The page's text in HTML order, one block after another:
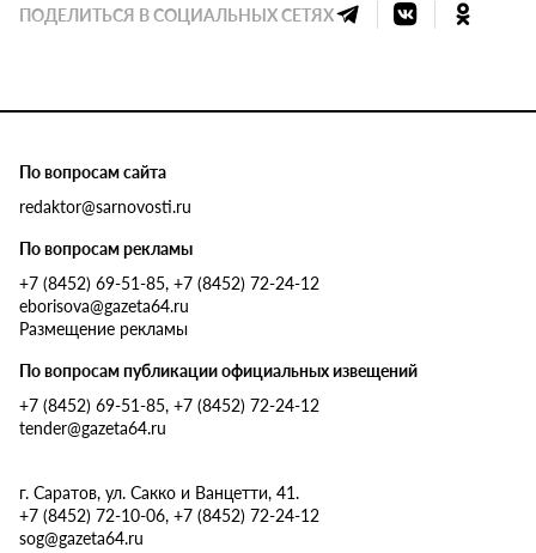
ПОДЕЛИТЬСЯ В СОЦИАЛЬНЫХ СЕТЯХ
По вопросам сайта
redaktor@sarnovosti.ru
По вопросам рекламы
+7 (8452) 69-51-85, +7 (8452) 72-24-12
eborisova@gazeta64.ru
Размещение рекламы
По вопросам публикации официальных извещений
+7 (8452) 69-51-85, +7 (8452) 72-24-12
tender@gazeta64.ru
г. Саратов, ул. Сакко и Ванцетти, 41.
+7 (8452) 72-10-06, +7 (8452) 72-24-12
sog@gazeta64.ru